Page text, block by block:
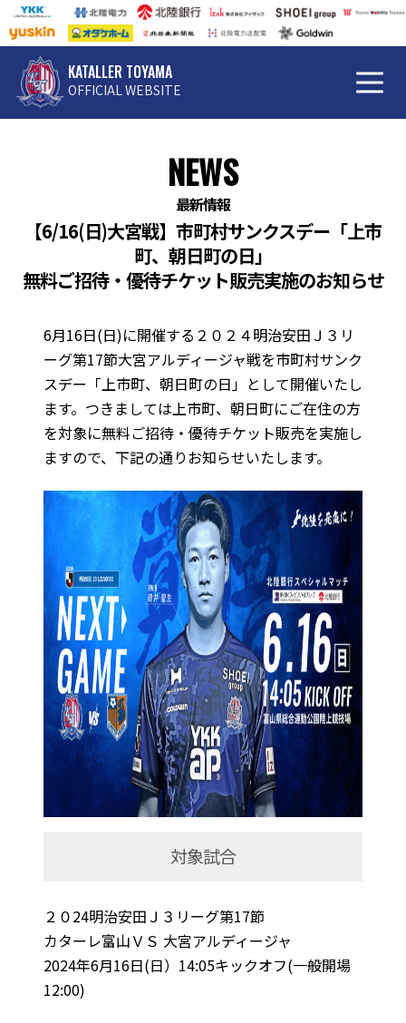
KATALLER TOYAMA
OFFICIAL WEBSITE
NEWS
最新情報
【6/16(日)大宮戦】市町村サンクスデー「上市
町、朝日町の日」
無料ご招待・優待チケット販売実施のお知らせ
6月16日(日)に開催する２０２４明治安田Ｊ３リ
ーグ第17節大宮アルディージャ戦を市町村サンク
スデー「上市町、朝日町の日」として開催いたし
ます。つきましては上市町、朝日町にご在住の方
を対象に無料ご招待・優待チケット販売を実施し
ますので、下記の通りお知らせいたします。
対象試合
２０24明治安田Ｊ３リーグ第17節
カターレ富山ＶＳ 大宮アルディージャ
2024年6月16日(日）14:05キックオフ(一般開場
12:00)